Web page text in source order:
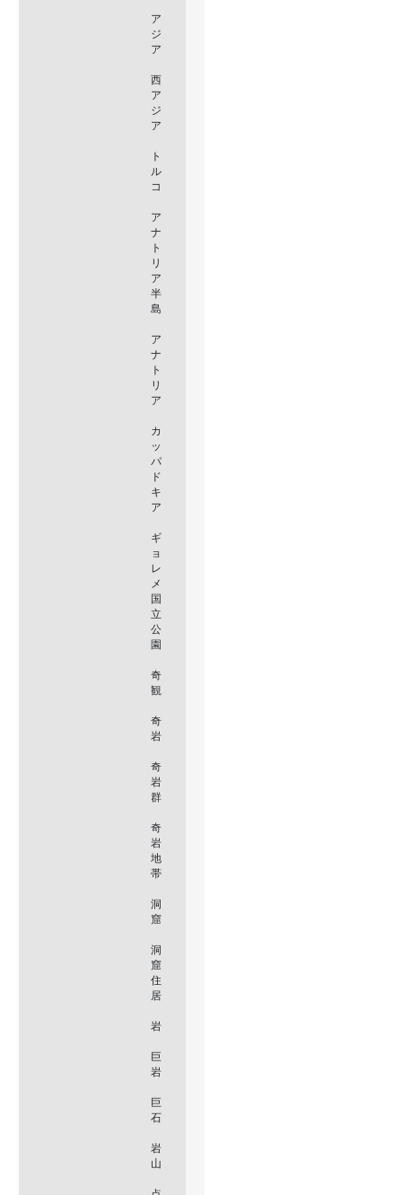
ア
ジ
ア
西
ア
ジ
ア
ト
ル
コ
ア
ナ
ト
リ
ア
半
島
ア
ナ
ト
リ
ア
カ
ッ
パ
ド
キ
ア
ギ
ョ
レ
メ
国
立
公
園
奇
観
奇
岩
奇
岩
群
奇
岩
地
帯
洞
窟
洞
窟
住
居
岩
巨
岩
巨
石
岩
山